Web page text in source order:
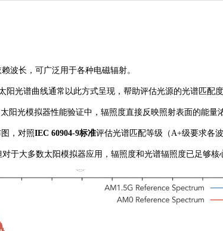
波长，可广泛用于各种电磁辐射。
阳光谱曲线通常以此方式呈现，帮助评估光源的光谱匹配
太阳光模拟器性能验证中，辐照度直接反映照射表面的能量
，对照IEC 60904-9标准评估光谱匹配等级（ A+级要求各
于大多数太阳模拟器应用，辐照度和光谱辐照度已足够核